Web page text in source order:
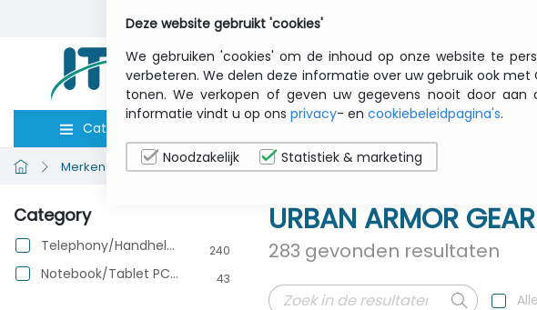
Categorieën
Merken bekijken URBAN ARMOR GEAR
Category
Telephony/Handhelds 240
Notebook/Tablet PC/e-Book 43
URBAN ARMOR GEAR
283 gevonden resultaten
Deze website gebruikt 'cookies'
We gebruiken 'cookies' om de inhoud op onze website te
verbeteren. We delen deze informatie over uw gebruik ook
tonen. We verkopen of geven uw gegevens nooit door
informatie vindt u op ons privacy- en cookiebeleidpagina's.
Noodzakelijk Statistiek & marketing